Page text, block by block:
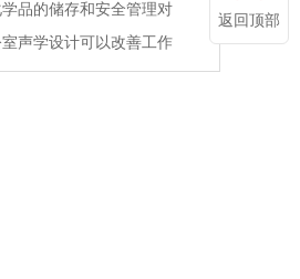
品的储存和安全管理对
声学设计可以改善工作
返回顶部